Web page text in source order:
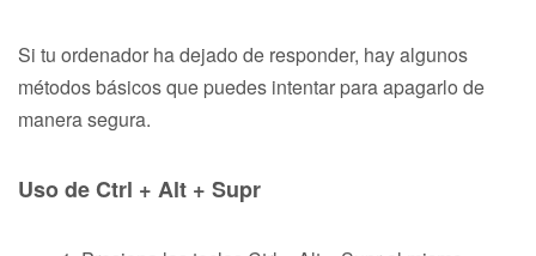
Si tu ordenador ha dejado de responder, hay algunos
métodos básicos que puedes intentar para apagarlo de
manera segura.
Uso de Ctrl + Alt + Supr